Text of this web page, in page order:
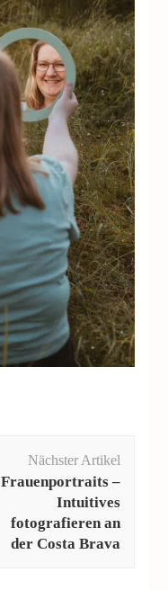
Nächster Artikel
Frauenportraits –
Intuitives
fotografieren an
der Costa Brava